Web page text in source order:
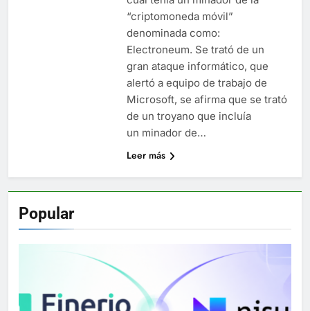
“criptomoneda móvil”
denominada como:
Electroneum. Se trató de un
gran ataque informático, que
alertó a equipo de trabajo de
Microsoft, se afirma que se trató
de un troyano que incluía
un minador de…
Leer más
Popular